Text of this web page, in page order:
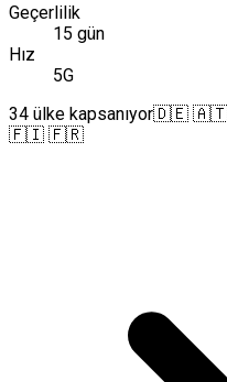
Geçerlilik
15 gün
Hız
5G
34 ülke kapsanıyor🇩🇪
🇫🇮 🇫🇷